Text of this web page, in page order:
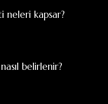
neleri kapsar?
belirlenir?